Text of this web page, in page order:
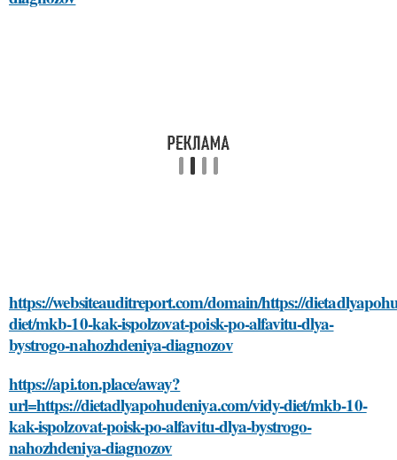
https://websiteauditreport.com/domain/https://
diet/mkb-10-kak-ispolzovat-poisk-po-alfavitu-dlya-
bystrogo-nahozhdeniya-diagnozov
https://api.ton.place/away?
url=https://dietadlyapohudeniya.com/vidy-diet/mkb-10-
kak-ispolzovat-poisk-po-alfavitu-dlya-bystrogo-
nahozhdeniya-diagnozov